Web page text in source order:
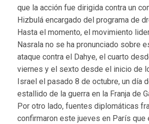
que la acción fue dirigida contra un
Hizbulá encargado del programa de
Hasta el momento, el movimiento
Nasrala no se ha pronunciado sobre
ataque contra el Dahye, el cuarto
viernes y el sexto desde el inicio de
Israel el pasado 8 de octubre, un día
estallido de la guerra en la Franja de
Por otro lado, fuentes diplomáticas
confirmaron este jueves en París que